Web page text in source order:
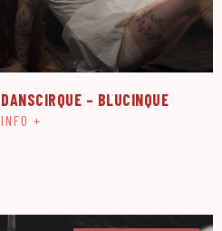
DANSCIRQUE – BLUCINQUE
INFO +